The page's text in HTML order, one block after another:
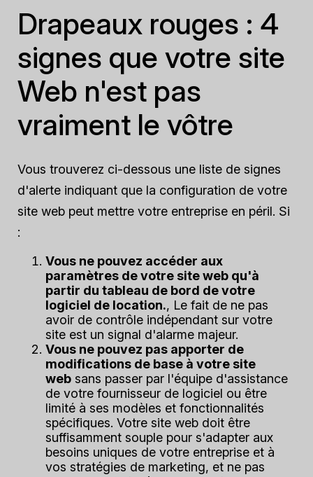
Drapeaux rouges : 4
signes que votre site
Web n'est pas
vraiment le vôtre
Vous trouverez ci-dessous une liste de signes
d'alerte indiquant que la configuration de votre
site web peut mettre votre entreprise en péril. Si
:
Vous ne pouvez accéder aux
paramètres de votre site web qu'à
partir du tableau de bord de votre
logiciel de location., Le fait de ne pas
avoir de contrôle indépendant sur votre
site est un signal d'alarme majeur.
Vous ne pouvez pas apporter de
modifications de base à votre site
web sans passer par l'équipe d'assistance
de votre fournisseur de logiciel ou être
limité à ses modèles et fonctionnalités
spécifiques. Votre site web doit être
suffisamment souple pour s'adapter aux
besoins uniques de votre entreprise et à
vos stratégies de marketing, et ne pas